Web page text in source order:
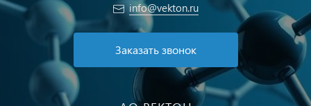
info@vekton.ru
Заказать звонок